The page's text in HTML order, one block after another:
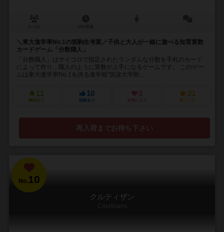
＼東大進学率No.1の筑駒生考案／子供と大人が一緒に遊べる知育算数
カードゲーム「分数職人」
「分数職人」はサイコロで指定されたランダムな分数を手札のカード
によって作り、職人のように算数が上手になるゲームです。 このゲー
ムは東大進学率No.1を誇る進学校”筑波大学附...
11
興味あり
10
経験あり
3
お気に入り
21
持ってる
再入荷までお待ち下さい
No. 10
クルティザン
Courtisans